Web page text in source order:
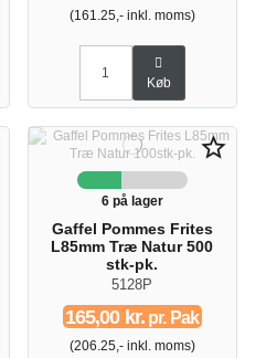
(161.25,- inkl. moms)
Køb
star_border
6 på lager
Gaffel Pommes Frites
L85mm Træ Natur 500
stk-pk.
5128P
165,00 kr. pr. Pak
(206.25,- inkl. moms)